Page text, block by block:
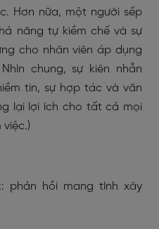
Hơn nữa, một người sếp
năng tự kiềm chế và sự
cho nhân viên áp dụng
chung, sự kiên nhẫn
tin, sự hợp tác và văn
lại lợi ích cho tất cả mọi
việc.)
phản hồi mang tính xây